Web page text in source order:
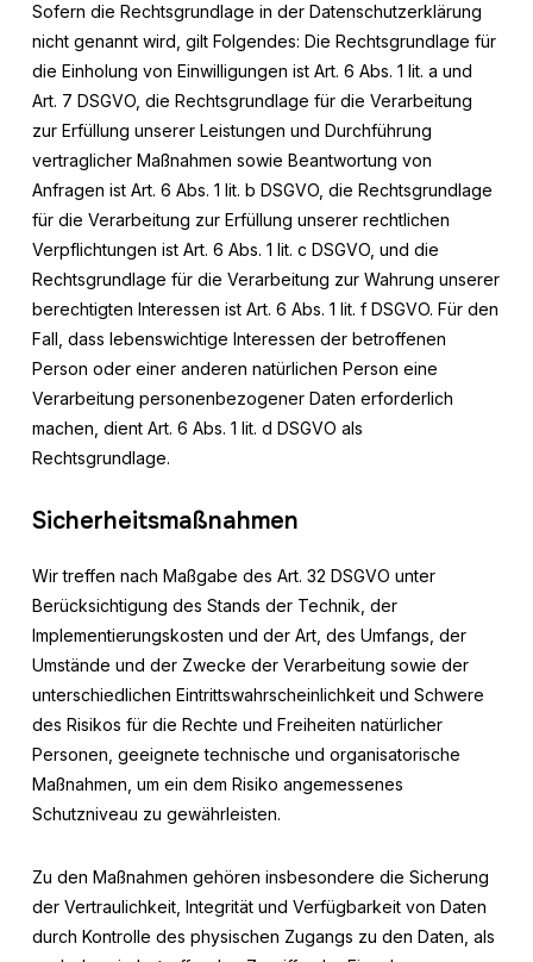
Sofern die Rechtsgrundlage in der Datenschutzerklärung
nicht genannt wird, gilt Folgendes: Die Rechtsgrundlage für
die Einholung von Einwilligungen ist Art. 6 Abs. 1 lit. a und
Art. 7 DSGVO, die Rechtsgrundlage für die Verarbeitung
zur Erfüllung unserer Leistungen und Durchführung
vertraglicher Maßnahmen sowie Beantwortung von
Anfragen ist Art. 6 Abs. 1 lit. b DSGVO, die Rechtsgrundlage
für die Verarbeitung zur Erfüllung unserer rechtlichen
Verpflichtungen ist Art. 6 Abs. 1 lit. c DSGVO, und die
Rechtsgrundlage für die Verarbeitung zur Wahrung unserer
berechtigten Interessen ist Art. 6 Abs. 1 lit. f DSGVO. Für den
Fall, dass lebenswichtige Interessen der betroffenen
Person oder einer anderen natürlichen Person eine
Verarbeitung personenbezogener Daten erforderlich
machen, dient Art. 6 Abs. 1 lit. d DSGVO als
Rechtsgrundlage.
Sicherheitsmaßnahmen
Wir treffen nach Maßgabe des Art. 32 DSGVO unter
Berücksichtigung des Stands der Technik, der
Implementierungskosten und der Art, des Umfangs, der
Umstände und der Zwecke der Verarbeitung sowie der
unterschiedlichen Eintrittswahrscheinlichkeit und Schwere
des Risikos für die Rechte und Freiheiten natürlicher
Personen, geeignete technische und organisatorische
Maßnahmen, um ein dem Risiko angemessenes
Schutzniveau zu gewährleisten.
Zu den Maßnahmen gehören insbesondere die Sicherung
der Vertraulichkeit, Integrität und Verfügbarkeit von Daten
durch Kontrolle des physischen Zugangs zu den Daten, als